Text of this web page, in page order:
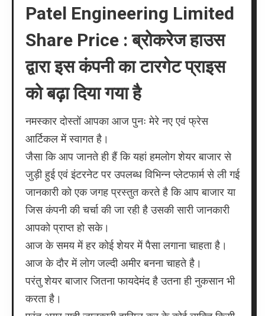
टारगेट
Patel Engineering Limited
Share Price : ब्रोकरेज हाउस
द्वारा इस कंपनी का टारगेट प्राइस
को बढ़ा दिया गया है
नमस्कार दोस्तों आपका आज पुनः मेरे नए एवं फ्रेस
आर्टिकल में स्वागत है।
जैसा कि आप जानते ही हैं कि यहां हमलोग शेयर बाजार से
जुड़ी हुई एवं इंटरनेट पर उपलब्ध विभिन्न प्लेटफार्म से ली गई
जानकारी को एक जगह प्रस्तुत करते है कि आप बाजार या
जिस कंपनी की चर्चा की जा रही है उसकी सारी जानकारी
आपको प्राप्त हो सके।
आज के समय में हर कोई शेयर में पैसा लगाना चाहता है।
आज के दौर में लोग जल्दी अमीर बनना चाहते है।
परंतु शेयर बाजार जितना फायदेमंद है उतना ही नुकसान भी
करता है।